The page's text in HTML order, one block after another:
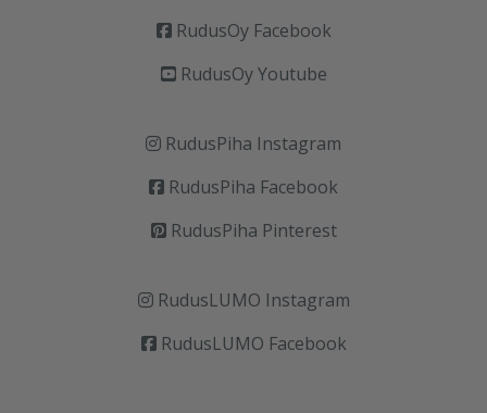
RudusOy Facebook
RudusOy Youtube
RudusPiha Instagram
RudusPiha Facebook
RudusPiha Pinterest
RudusLUMO Instagram
RudusLUMO Facebook